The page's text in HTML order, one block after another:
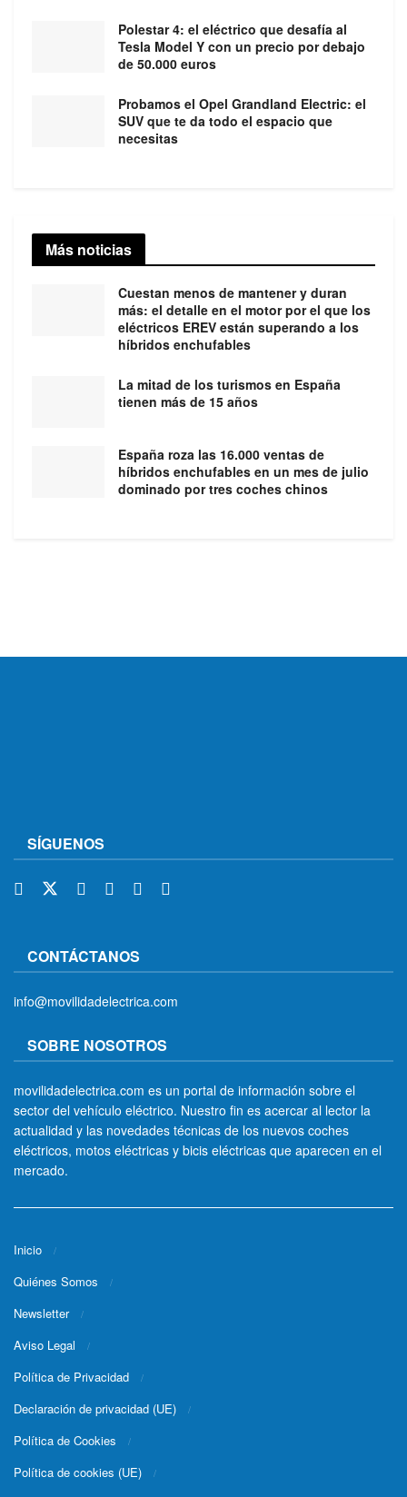
Polestar 4: el eléctrico que desafía al
Tesla Model Y con un precio por debajo
de 50.000 euros
Probamos el Opel Grandland Electric: el
SUV que te da todo el espacio que
necesitas
Más noticias
Cuestan menos de mantener y duran
más: el detalle en el motor por el que los
eléctricos EREV están superando a los
híbridos enchufables
La mitad de los turismos en España
tienen más de 15 años
España roza las 16.000 ventas de
híbridos enchufables en un mes de julio
dominado por tres coches chinos
SÍGUENOS
CONTÁCTANOS
info@movilidadelectrica.com
SOBRE NOSOTROS
movilidadelectrica.com es un portal de información sobre el
sector del vehículo eléctrico. Nuestro fin es acercar al lector la
actualidad y las novedades técnicas de los nuevos coches
eléctricos, motos eléctricas y bicis eléctricas que aparecen en el
mercado.
Inicio
Quiénes Somos
Newsletter
Aviso Legal
Política de Privacidad
Declaración de privacidad (UE)
Política de Cookies
Política de cookies (UE)